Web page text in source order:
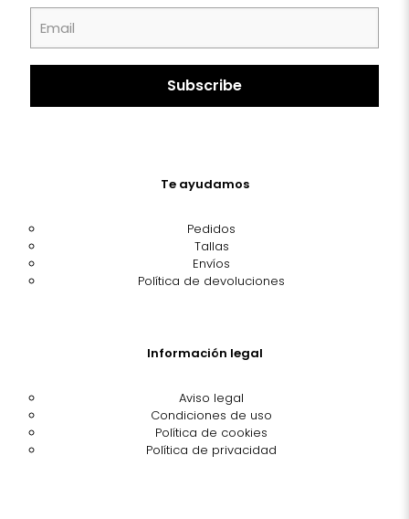
Te ayudamos
Pedidos
Tallas
Envíos
Política de devoluciones
Información legal
Aviso legal
Condiciones de uso
Política de cookies
Política de privacidad